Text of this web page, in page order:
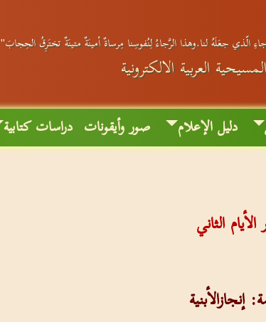
الّذي جعَلَهُ لنا.وهذا الرَّجاءُ لِنُفوسِنا مِرساةٌ أمينَةٌ متينَةٌ تختَرِقُ الحِجابَ"
العربية الالكترونية
دليل الإعلام صور وأيقونات دراسات كتابية
الثاني
إنجازالأبنية